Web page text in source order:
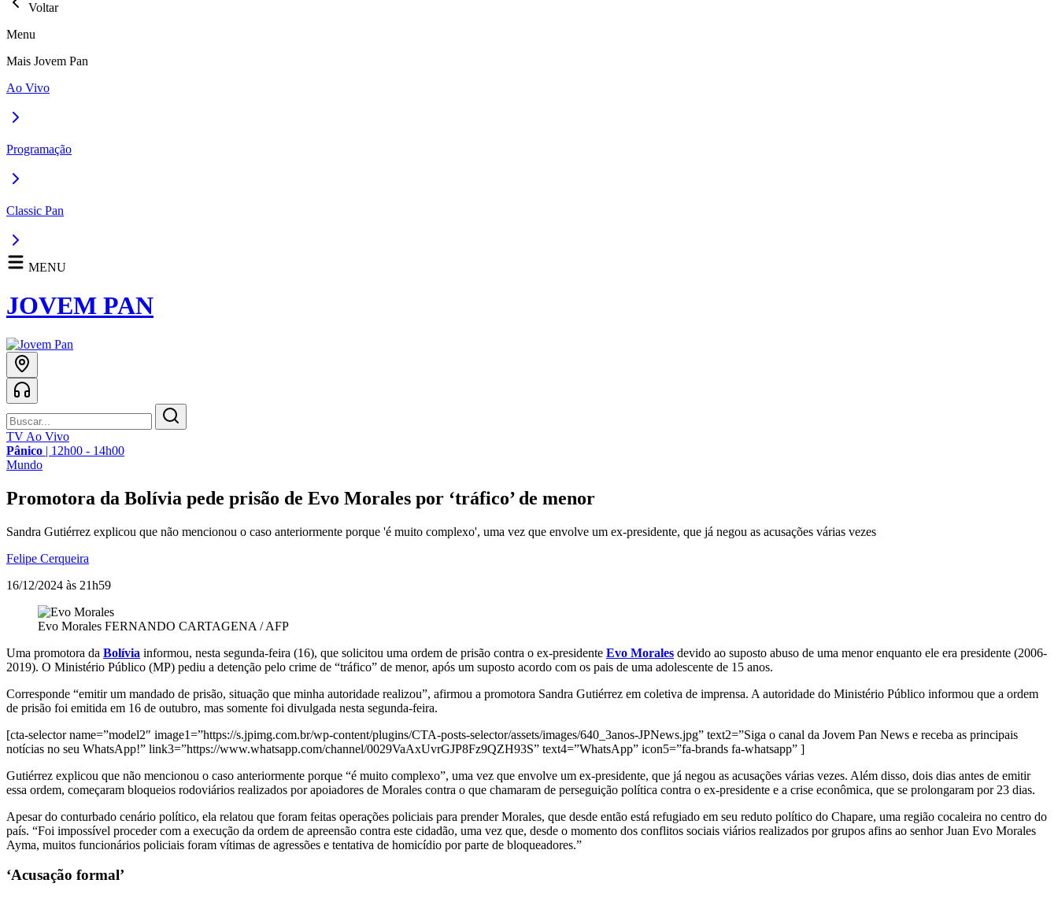
Voltar
Menu
Mais Jovem Pan
Ao Vivo
Programação
Classic Pan
MENU
JOVEM PAN
TV Ao Vivo
Pânico | 12h00 - 14h00
Mundo
Promotora da Bolívia pede prisão de Evo Morales por ‘tráfico’ de menor
Sandra Gutiérrez explicou que não mencionou o caso anteriormente porque 'é muito complexo', uma vez que envolve um ex-presidente, que já negou as acusações várias vezes
Felipe Cerqueira
16/12/2024 às 21h59
Evo Morales FERNANDO CARTAGENA / AFP
Uma promotora da Bolívia informou, nesta segunda-feira (16), que solicitou uma ordem de prisão contra o ex-presidente Evo Morales devido ao suposto abuso de uma menor enquanto ele era presidente (2006-
2019). O Ministério Público (MP) pediu a detenção pelo crime de “tráfico” de menor, após um suposto acordo com os pais de uma adolescente de 15 anos.
Corresponde “emitir um mandado de prisão, situação que minha autoridade realizou”, afirmou a promotora Sandra Gutiérrez em coletiva de imprensa. A autoridade do Ministério Público informou que a ordem
de prisão foi emitida em 16 de outubro, mas somente foi divulgada nesta segunda-feira.
[cta-selector name=”model2″ image1=”https://s.jpimg.com.br/wp-content/plugins/CTA-posts-selector/assets/images/640_3anos-JPNews.jpg” text2=”Siga o canal da Jovem Pan News e receba as principais
notícias no seu WhatsApp!” link3=”https://www.whatsapp.com/channel/0029VaAxUvrGJP8Fz9QZH93S” text4=”WhatsApp” icon5=”fa-brands fa-whatsapp” ]
Gutiérrez explicou que não mencionou o caso anteriormente porque “é muito complexo”, uma vez que envolve um ex-presidente, que já negou as acusações várias vezes. Além disso, dois dias antes de emitir
essa ordem, começaram bloqueios rodoviários realizados por apoiadores de Morales contra o que chamaram de perseguição política contra o ex-presidente e a crise econômica, que se prolongaram por 23 dias.
Apesar do conturbado cenário político, ela relatou que foram feitas operações policiais para prender Morales, que desde então está refugiado em seu reduto político do Chapare, uma região cocaleira no centro do
país. “Foi impossível proceder com a execução da ordem de apreensão contra este cidadão, uma vez que, desde o momento dos conflitos sociais viários realizados por grupos afins ao senhor Juan Evo Morales
Ayma, muitos funcionários policiais foram vítimas de agressões e tentativa de homicídio por parte de bloqueadores.”
‘Acusação formal’